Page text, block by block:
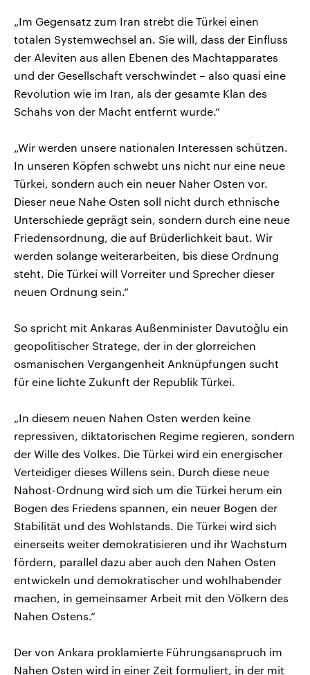
„Im Gegensatz zum Iran strebt die Türkei einen
totalen Systemwechsel an. Sie will, dass der Einfluss
der Aleviten aus allen Ebenen des Machtapparates
und der Gesellschaft verschwindet – also quasi eine
Revolution wie im Iran, als der gesamte Klan des
Schahs von der Macht entfernt wurde.“
„Wir werden unsere nationalen Interessen schützen.
In unseren Köpfen schwebt uns nicht nur eine neue
Türkei, sondern auch ein neuer Naher Osten vor.
Dieser neue Nahe Osten soll nicht durch ethnische
Unterschiede geprägt sein, sondern durch eine neue
Friedensordnung, die auf Brüderlichkeit baut. Wir
werden solange weiterarbeiten, bis diese Ordnung
steht. Die Türkei will Vorreiter und Sprecher dieser
neuen Ordnung sein.“
So spricht mit Ankaras Außenminister Davutoğlu ein
geopolitischer Stratege, der in der glorreichen
osmanischen Vergangenheit Anknüpfungen sucht
für eine lichte Zukunft der Republik Türkei.
„In diesem neuen Nahen Osten werden keine
repressiven, diktatorischen Regime regieren, sondern
der Wille des Volkes. Die Türkei wird ein energischer
Verteidiger dieses Willens sein. Durch diese neue
Nahost-Ordnung wird sich um die Türkei herum ein
Bogen des Friedens spannen, ein neuer Bogen der
Stabilität und des Wohlstands. Die Türkei wird sich
einerseits weiter demokratisieren und ihr Wachstum
fördern, parallel dazu aber auch den Nahen Osten
entwickeln und demokratischer und wohlhabender
machen, in gemeinsamer Arbeit mit den Völkern des
Nahen Ostens.“
Der von Ankara proklamierte Führungsanspruch im
Nahen Osten wird in einer Zeit formuliert, in der mit